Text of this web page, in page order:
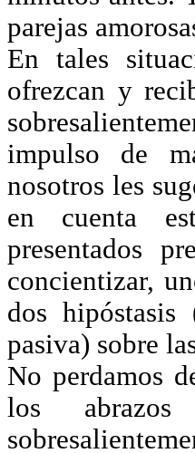
parejas
En tales
ofrezcan y
impulso de
nosotros les
en cuenta
presentados
concientizar,
dos
pasiva) sobre
No perdamos
los